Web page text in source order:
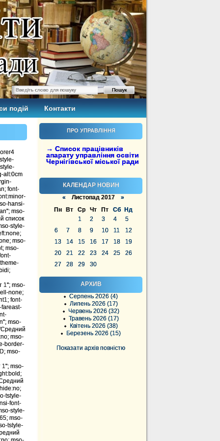
подій Контакти
ПРО УПРАВЛІННЯ
→ Список працівників
апарату управління освіти
Чернігівської міської ради
КАЛЕНДАР НОВИН
« Листопад 2017 »
Пн
Вт Ср Чт Пт Сб
Нд
1
2 3 4
5
6
7 8 9 10 11
12
13
14 15 16 17 18
19
20
21 22 23 24 25
26
27
28 29 30
АРХИВ
Серпень 2026 (4)
Липень 2026 (17)
Червень 2026 (32)
Травень 2026 (17)
Квітень 2026 (38)
Березень 2026 (15)
Показати архів повністю
alt:0cm
font-
hansi-
mso-
список
style-
mso-
mso-
1"; mso-
none;
font-
mso-
mso-
border-
mso-
1"; mso-
tstyle-
font-
style-
mso-
tstyle-